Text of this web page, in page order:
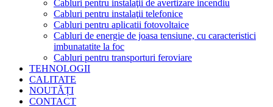
Cabluri pentru instalaţii de avertizare incendiu
Cabluri pentru instalaţii telefonice
Cabluri pentru aplicatii fotovoltaice
Cabluri de energie de joasa tensiune, cu caracteristici
imbunatatite la foc
Cabluri pentru transporturi feroviare
TEHNOLOGII
CALITATE
NOUTĂȚI
CONTACT